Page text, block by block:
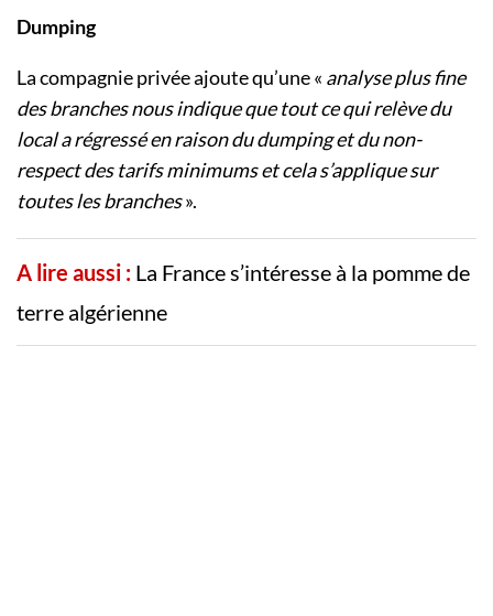
Dumping
La compagnie privée ajoute qu’une « analyse plus fine
des branches nous indique que tout ce qui relève du
local a régressé en raison du dumping et du non-
respect des tarifs minimums et cela s’applique sur
toutes les branches».
A lire aussi : La France s’intéresse à la pomme de
terre algérienne